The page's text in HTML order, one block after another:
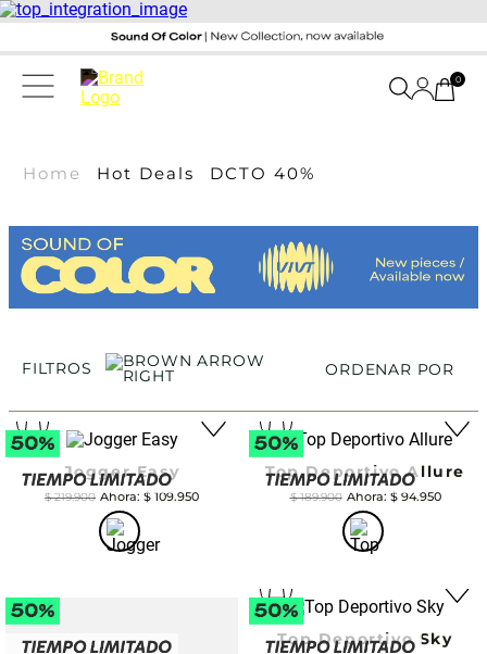
0
Home Hot Deals DCTO 40%
FILTROS ORDENAR POR
Jogger Easy
$ 219.900 $ 109.950
Top Deportivo Allure
$ 189.900 $ 94.950
Top Deportivo Sky